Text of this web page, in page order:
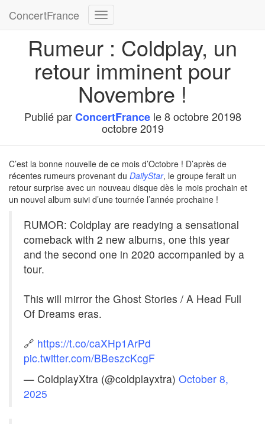
ConcertFrance
Déplier
navigation
Rumeur : Coldplay, un
retour imminent pour
Novembre !
Publié parConcertFrancele8 octobre 20198
octobre 2019
C’est la bonne nouvelle de ce mois d’Octobre ! D’après de
récentes rumeurs provenant du DailyStar, le groupe ferait un
retour surprise avec un nouveau disque dès le mois prochain et
un nouvel album suivi d’une tournée l’année prochaine !
RUMOR: Coldplay are readying a sensational
comeback with 2 new albums, one this year
and the second one in 2020 accompanied by a
tour.
This will mirror the Ghost Stories / A Head Full
Of Dreams eras.
🔗 https://t.co/caXHp1ArPd
pic.twitter.com/BBeszcKcgF
— ColdplayXtra (@coldplayxtra) October 8,
2025